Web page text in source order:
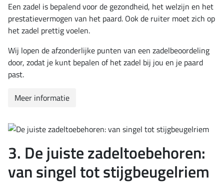
Een zadel is bepalend voor de gezondheid, het welzijn en het
prestatievermogen van het paard. Ook de ruiter moet zich op
het zadel prettig voelen.
Wij lopen de afzonderlijke punten van een zadelbeoordeling
door, zodat je kunt bepalen of het zadel bij jou en je paard
past.
Meer informatie
3. De juiste zadeltoebehoren:
van singel tot stijgbeugelriem